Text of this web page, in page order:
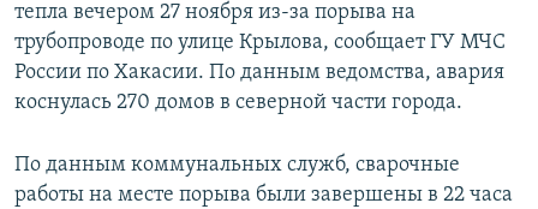
Все сайты РСЕ/РС
тепла вечером 27 ноября из-за порыва на
трубопроводе по улице Крылова, сообщает ГУ МЧС
России по Хакасии. По данным ведомства, авария
коснулась 270 домов в северной части города.
По данным коммунальных служб, сварочные
работы на месте порыва были завершены в 22 часа